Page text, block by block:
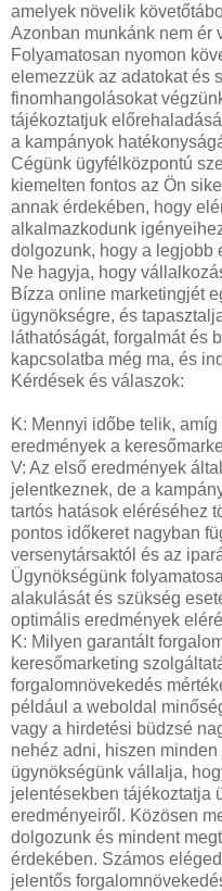
amelyek növelik
Azonban munkánk nem ér
Folyamatosan nyomon
elemezzük az adatokat és
finomhangolásokat
tájékoztatjuk
a kampányok
Cégünk ügyfélközpontú
kiemelten fontos az Ön
annak érdekében, hogy
alkalmazkodunk
dolgozunk, hogy a legjobb
Ne hagyja, hogy
Bízza online marketingjét
ügynökségre, és
láthatóságát, forgalmát és
kapcsolatba még ma, és
Kérdések és válaszok:
K: Mennyi időbe telik,
eredmények a
V: Az első eredmények
jelentkeznek, de a
tartós hatások eléréséhez
pontos időkeret nagyban
versenytársaktól és az
Ügynökségünk
alakulását és szükség
optimális eredmények
K: Milyen garantált
keresőmarketing
forgalomnövekedés
például a weboldal
vagy a hirdetési büdzsé
nehéz adni, hiszen
ügynökségünk vállalja,
jelentésekben tájékoztatja
eredményeiről. Közösen
dolgozunk és mindent
érdekében. Számos
jelentős